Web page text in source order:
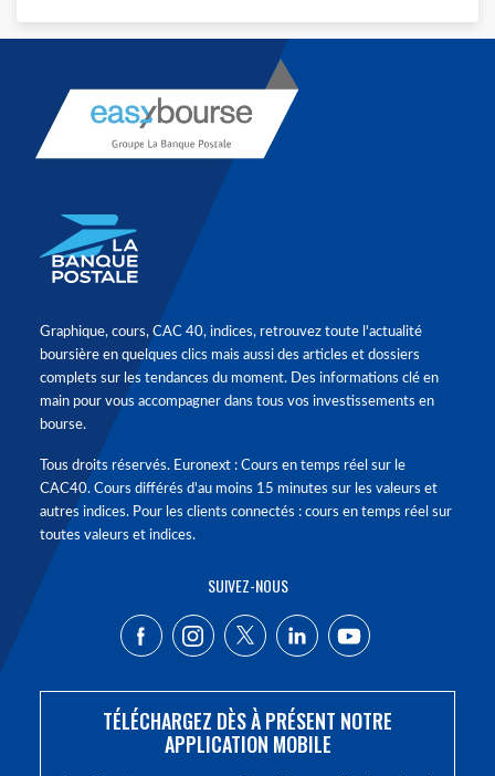
Graphique, cours, CAC 40, indices, retrouvez toute l'actualité
boursière en quelques clics mais aussi des articles et dossiers
complets sur les tendances du moment. Des informations clé en
main pour vous accompagner dans tous vos investissements en
bourse.
Tous droits réservés. Euronext : Cours en temps réel sur le
CAC40. Cours différés d'au moins 15 minutes sur les valeurs et
autres indices. Pour les clients connectés : cours en temps réel sur
toutes valeurs et indices.
SUIVEZ-NOUS
TÉLÉCHARGEZ DÈS À PRÉSENT NOTRE
APPLICATION MOBILE